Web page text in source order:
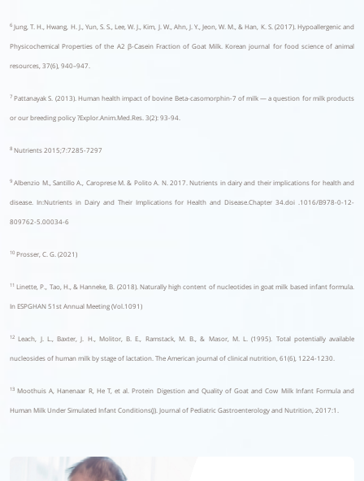
6 Jung, T. H., Hwang, H. J., Yun, S. S., Lee, W. J., Kim, J. W., Ahn, J. Y., Jeon, W. M., & Han, K. S. (2017). Hypoallergenic and
Physicochemical Properties of the A2 β-Casein Fraction of Goat Milk. Korean journal for food science of animal
resources, 37(6), 940–947.
7 Pattanayak S. (2013). Human health impact of bovine Beta-casomorphin-7 of milk — a question for milk products
or our breeding policy ?Explor.Anim.Med.Res. 3(2): 93-94.
8 Nutrients 2015;7:7285-7297
9 Albenzio M., Santillo A., Caroprese M. & Polito A. N. 2017. Nutrients in dairy and their implications for health and
disease. In:Nutrients in Dairy and Their Implications for Health and Disease.Chapter 34.doi .1016/B978-0-12-
809762-5.00034-6
10 Prosser, C. G. (2021)
11 Linette, P., Tao, H., & Hanneke, B. (2018). Naturally high content of nucleotides in goat milk based infant formula.
In ESPGHAN 51st Annual Meeting (Vol.1091)
12 Leach, J. L., Baxter, J. H., Molitor, B. E., Ramstack, M. B., & Masor, M. L. (1995). Total potentially available
nucleosides of human milk by stage of lactation. The American journal of clinical nutrition, 61(6), 1224-1230.
13 Moothuis A, Hanenaar R, He T, et al. Protein Digestion and Quality of Goat and Cow Milk Infant Formula and
Human Milk Under Simulated Infant Conditions(J). Journal of Pediatric Gastroenterology and Nutrition, 2017:1.